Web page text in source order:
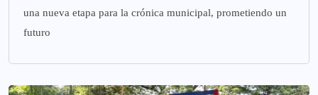
una nueva etapa para la crónica municipal, prometiendo un
futuro